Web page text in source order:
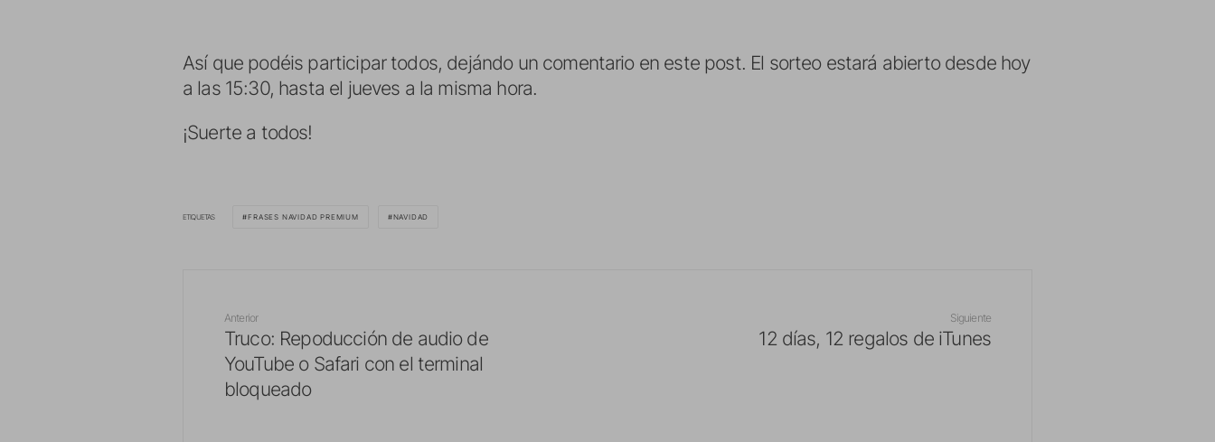
Así que podéis participar todos, dejándo un comentario en este post. El sorteo estará abierto desde hoy
a las 15:30, hasta el jueves a la misma hora.
¡Suerte a todos!
ETIQUETAS FRASES NAVIDAD PREMIUM NAVIDAD
Anterior
Truco: Repoducción de audio de
YouTube o Safari con el terminal
bloqueado
Siguiente
12 días, 12 regalos de iTunes